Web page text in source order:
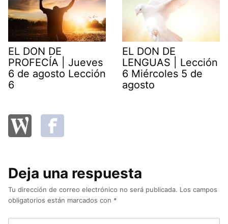
EL DON DE
PROFECÍA | Jueves
6 de agosto Lección
6
EL DON DE
LENGUAS | Lección
6 Miércoles 5 de
agosto
Deja una respuesta
Tu dirección de correo electrónico no será publicada. Los campos
obligatorios están marcados con *